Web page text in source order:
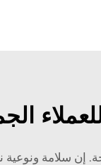
إن سلامة